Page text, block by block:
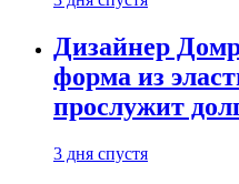
Дизайнер
форма из
прослужит
3 дня спустя